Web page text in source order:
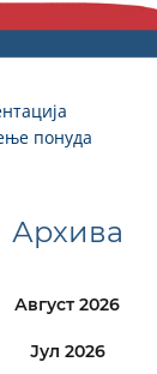
понуда
Архива
Август 2026
Јул 2026